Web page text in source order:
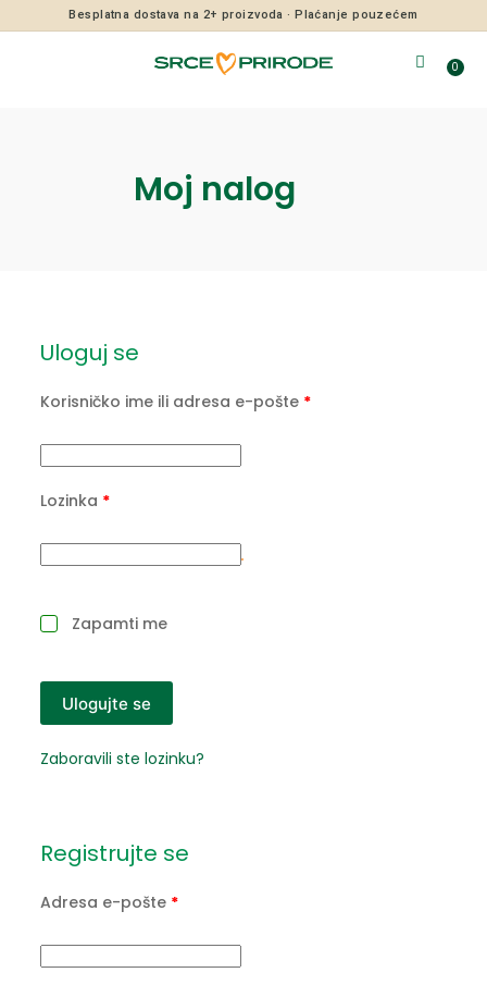
Besplatna dostava na 2+ proizvoda · Plaćanje pouzećem
0
Moj nalog
Uloguj se
Korisničko ime ili adresa e-pošte *
Lozinka *
Zapamti me
Ulogujte se
Zaboravili ste lozinku?
Registrujte se
Adresa e-pošte *